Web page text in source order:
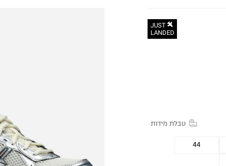
JUST
LANDED
טבלת מידות
44